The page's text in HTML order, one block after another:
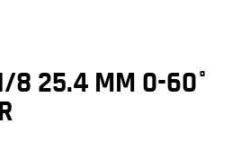
8 25.4 MM 0-60°